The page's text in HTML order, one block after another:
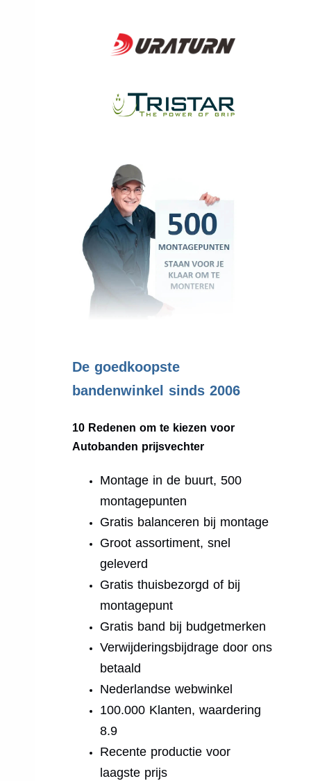
De goedkoopste
bandenwinkel sinds 2006
10 Redenen om te kiezen voor
Autobanden prijsvechter
Montage in de buurt, 500
montagepunten
Gratis balanceren bij montage
Groot assortiment, snel
geleverd
Gratis thuisbezorgd of bij
montagepunt
Gratis band bij budgetmerken
Verwijderingsbijdrage door ons
betaald
Nederlandse webwinkel
100.000 Klanten, waardering
8.9
Recente productie voor
laagste prijs